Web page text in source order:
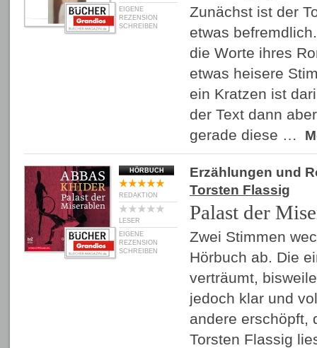
EIGENE
REZENSION
SCHREIBEN
Zunächst ist der
etwas
die Worte ihres
etwas heisere
ein Kratzen ist
der Text dann
gerade diese …
HÖRBUCH
REDAKTION
LESER
EIGENE
REZENSION
SCHREIBEN
Erzählungen und
Torsten Flassig
Palast der
Zwei Stimmen
Hörbuch ab. Die
verträumt,
jedoch klar und
andere erschöpft,
Torsten Flassig